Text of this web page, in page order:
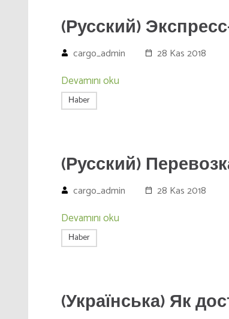
(Русский)
cargo_admin 28 Kas 2018
Devamını oku
Нaber
(Русский)
cargo_admin 28 Kas 2018
Devamını oku
Нaber
(Українська) Як